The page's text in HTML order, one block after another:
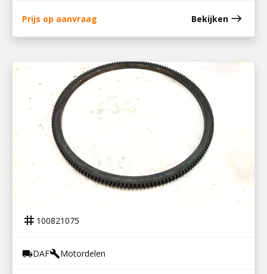
Prijs op aanvraag Bekijken east
100821075
tag 100821075
local_shippingDAFbuildMotordelen